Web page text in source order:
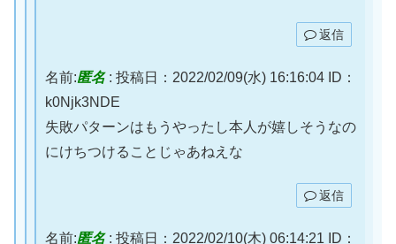
返信
名前:匿名: 投稿日：2022/02/09(水) 16:16:04
ID：
k0Njk3NDE
失敗パターンはもうやったし本人が嬉しそうなの
にけちつけることじゃあねえな
返信
名前:匿名: 投稿日：2022/02/10(木) 06:14:21
ID：